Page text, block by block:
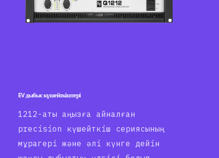
EV дыбыс күшейткіштері
1212-аты аңызға айналған
precision күшейткіш сериясының
мұрагері және әлі күнге дейін